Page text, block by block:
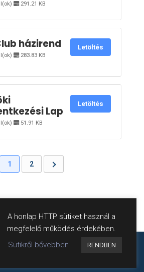
291.21 KB
házirend
283.83 KB
Letöltés
Lap
51.91 KB
Letöltés
1 2
A honlap HTTP sütiket használ a
megfelelő működés érdekében.
Sütikről bővebben
RENDBEN